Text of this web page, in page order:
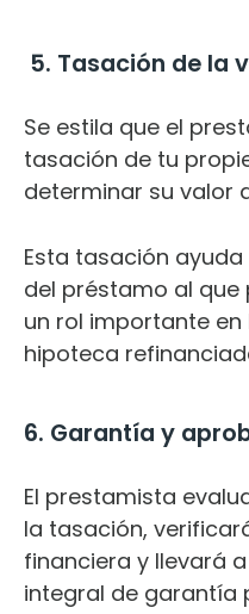
5. Tasación de la
Se estila que el
tasación de tu
determinar su valor
Esta tasación
del préstamo al
un rol importante
hipoteca
6. Garantía y
El prestamista
la tasación,
financiera y llevará
integral de garantía